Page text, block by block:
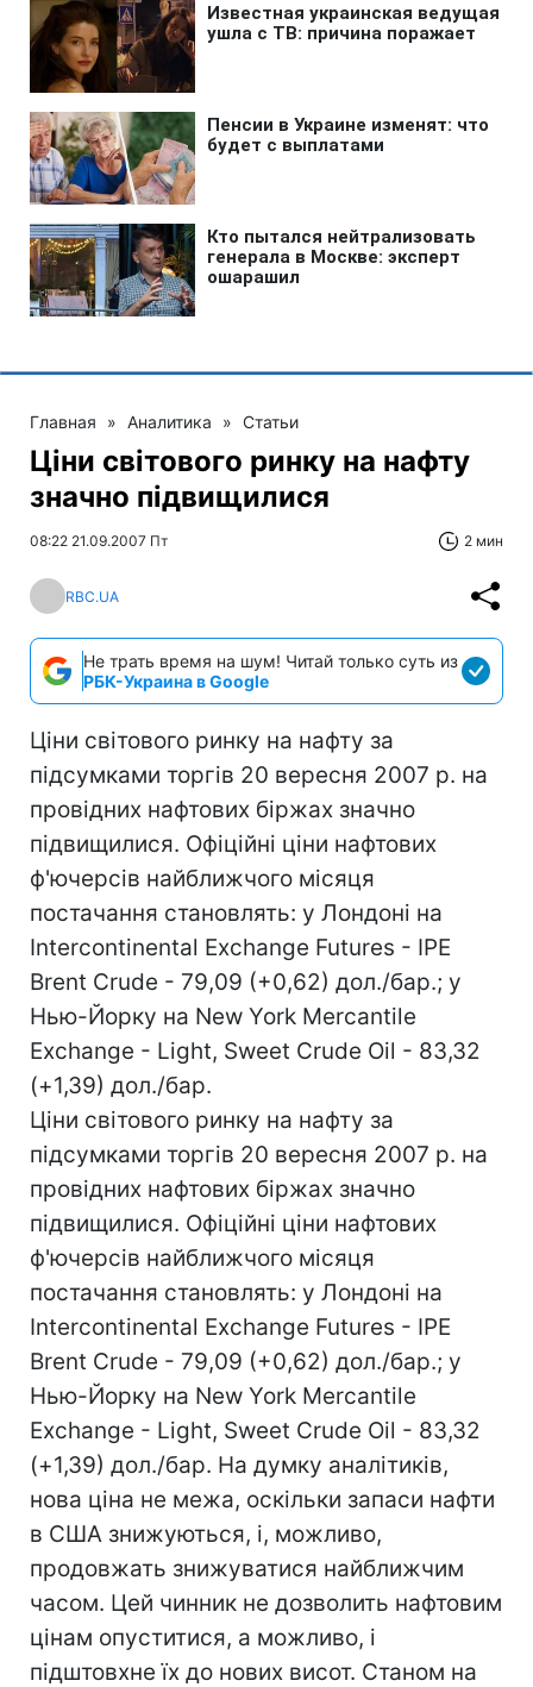
Главная » Аналитика » Статьи
Ціни світового ринку на нафту
значно підвищилися
08:22 21.09.2007 Пт 2 мин
RBC.UA
Не трать время на шум! Читай только суть из
РБК-Украина в Google
Ціни світового ринку на нафту за
підсумками торгів 20 вересня 2007 р. на
провідних нафтових біржах значно
підвищилися. Офіційні ціни нафтових
ф'ючерсів найближчого місяця
постачання становлять: у Лондоні на
Intercontinental Exchange Futures - IPE
Brent Crude - 79,09 (+0,62) дол./бар.; у
Нью-Йорку на New York Mercantile
Exchange - Light, Sweet Crude Oil - 83,32
(+1,39) дол./бар.
Ціни світового ринку на нафту за
підсумками торгів 20 вересня 2007 р. на
провідних нафтових біржах значно
підвищилися. Офіційні ціни нафтових
ф'ючерсів найближчого місяця
постачання становлять: у Лондоні на
Intercontinental Exchange Futures - IPE
Brent Crude - 79,09 (+0,62) дол./бар.; у
Нью-Йорку на New York Mercantile
Exchange - Light, Sweet Crude Oil - 83,32
(+1,39) дол./бар. На думку аналітиків,
нова ціна не межа, оскільки запаси нафти
в США знижуються, і, можливо,
продовжать знижуватися найближчим
часом. Цей чинник не дозволить нафтовим
цінам опуститися, а можливо, і
підштовхне їх до нових висот. Станом на